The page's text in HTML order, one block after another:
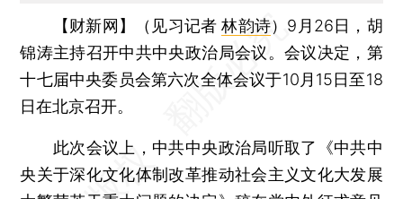
【财新网】（见习记者林韵诗） 9月26日，胡
锦涛主持召开中共中央政治局会议。会议决定，第
十七届中央委员会第六次全体会议于10月15日至18
日在北京召开。
此次会议上，中共中央政治局听取了《中共中
央关于深化文化体制改革推动社会主义文化大发展